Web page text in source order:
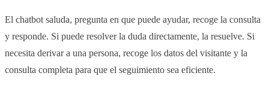
El chatbot saluda, pregunta en que puede ayudar, recoge la consulta
y responde. Si puede resolver la duda directamente, la resuelve. Si
necesita derivar a una persona, recoge los datos del visitante y la
consulta completa para que el seguimiento sea eficiente.